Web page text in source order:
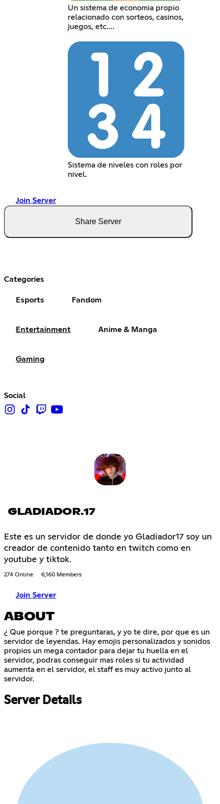
Un sistema de economia propio
relacionado con sorteos, casinos,
juegos, etc....
Sistema de niveles con roles por
nivel.
Join Server
Share Server
Categories
Esports Fandom
Entertainment Anime & Manga
Gaming
Social
GLADIADOR.17
Este es un servidor de donde yo Gladiador17 soy un
creador de contenido tanto en twitch como en
youtube y tiktok.
274 Online 6,160 Members
Join Server
ABOUT
¿ Que porque ? te preguntaras, y yo te dire, por que es un
servidor de leyendas. Hay emojis personalizados y sonidos
propios un mega contador para dejar tu huella en el
servidor, podras conseguir mas roles si tu actividad
aumenta en el servidor, el staff es muy activo junto al
servidor.
Server Details